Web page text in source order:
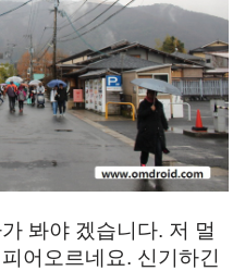
봐야 겠습니다. 저 멀
어오르네요. 신기하긴